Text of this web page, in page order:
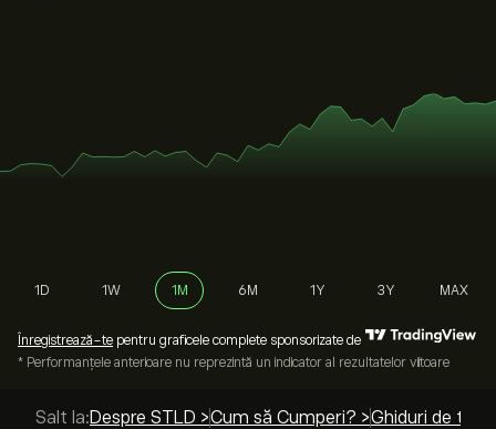
1D 1W 1M 6M 1Y 3Y MAX
Înregistrează-te pentru graficele complete sponsorizate de
* Performanțele anterioare nu reprezintă un indicator al rezultatelor viitoare
Salt la:Despre STLD >Cum să Cumperi? >Ghiduri de top